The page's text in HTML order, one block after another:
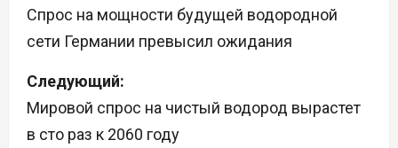
а
в
и
г
Спрос на мощности будущей водородной
сети Германии превысил ожидания
Следующий:
Мировой спрос на чистый водород вырастет
в сто раз к 2060 году